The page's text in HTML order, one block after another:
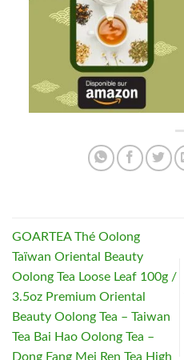
GOARTEA Thé Oolong
Taïwan Oriental Beauty
Oolong Tea Loose Leaf 100g /
3.5oz Premium Oriental
Beauty Oolong Tea – Taiwan
Tea Bai Hao Oolong Tea –
Dong Fang Mei Ren Tea High